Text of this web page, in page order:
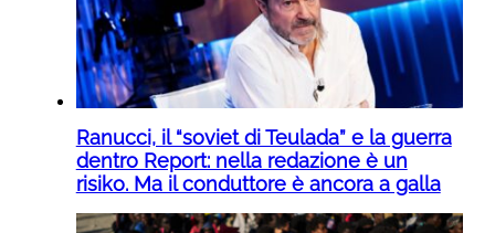
Ranucci, il “soviet di Teulada” e la guerra
dentro Report: nella redazione è un
risiko. Ma il conduttore è ancora a galla